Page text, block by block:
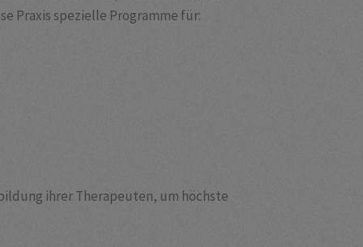
Praxis spezielle Programme für:
ihrer Therapeuten, um höchste